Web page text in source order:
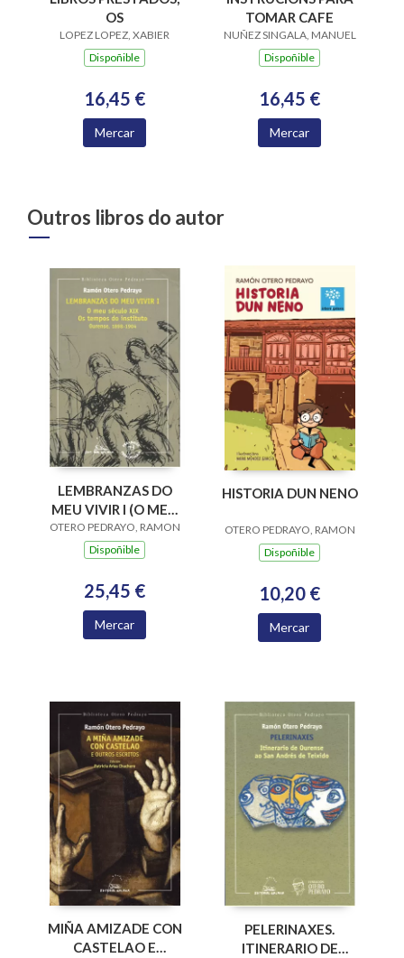
OS
LOPEZ LOPEZ, XABIER
Dispoñible
16,45 €
Mercar
TOMAR CAFE
NUÑEZ SINGALA, MANUEL
Dispoñible
16,45 €
Mercar
Outros libros do autor
LEMBRANZAS DO
MEU VIVIR I (O MEU
S.XIX.OS TEMPOS
INSTITUTO
OTERO PEDRAYO, RAMON
Dispoñible
25,45 €
Mercar
HISTORIA DUN NENO
OTERO PEDRAYO, RAMON
Dispoñible
10,20 €
Mercar
MIÑA AMIZADE CON
CASTELAO E
PELERINAXES.
ITINERARIO DE